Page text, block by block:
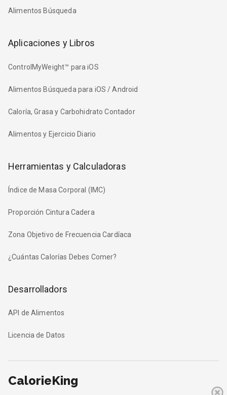
Alimentos Búsqueda
Aplicaciones y Libros
ControlMyWeight™ para iOS
Alimentos Búsqueda para iOS / Android
Caloría, Grasa y Carbohidrato Contador
Alimentos y Ejercicio Diario
Herramientas y Calculadoras
Índice de Masa Corporal (IMC)
Proporción Cintura Cadera
Zona Objetivo de Frecuencia Cardíaca
¿Cuántas Calorías Debes Comer?
Desarrolladors
API de Alimentos
Licencia de Datos
CalorieKing